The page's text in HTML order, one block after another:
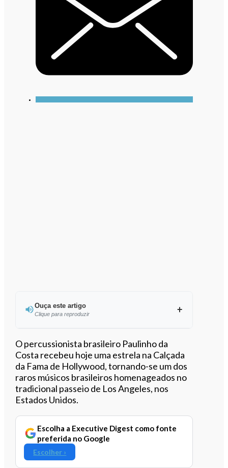
Ouça este artigo
Clique para reproduzir
Ouvir este artigo
O percussionista brasileiro Paulinho da
Costa recebeu hoje uma estrela na Calçada
da Fama de Hollywood, tornando-se um dos
raros músicos brasileiros homenageados no
tradicional passeio de Los Angeles, nos
Estados Unidos.
Escolha a Executive Digest como fonte
preferida no Google
Escolher ›